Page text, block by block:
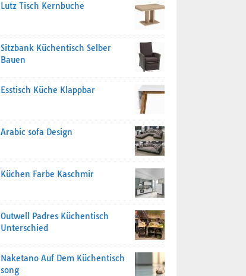
Lutz Tisch Kernbuche
Sitzbank Küchentisch Selber
Bauen
Esstisch Küche Klappbar
Arabic sofa Design
Küchen Farbe Kaschmir
Outwell Padres Küchentisch
Unterschied
Naketano Auf Dem Küchentisch
song